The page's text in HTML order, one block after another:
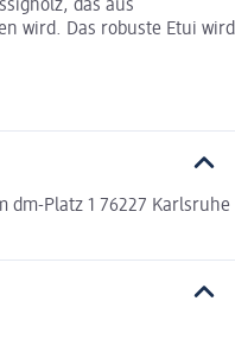
das aus
wird. Das robuste Etui wird
dm-Platz 1 76227 Karlsruhe